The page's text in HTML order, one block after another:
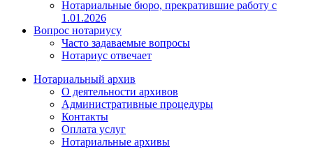
Нотариальные бюро, прекратившие работу с
1.01.2026
Вопрос нотариусу
Часто задаваемые вопросы
Нотариус отвечает
Нотариальный архив
О деятельности архивов
Административные процедуры
Контакты
Оплата услуг
Нотариальные архивы